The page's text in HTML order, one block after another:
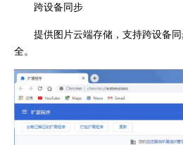
跨设备同步
提供图片云端存储，支持跨设备
全。